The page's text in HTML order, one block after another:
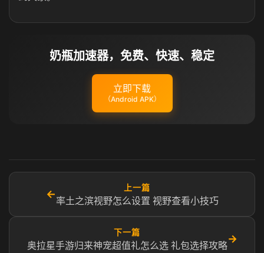
奶瓶加速器，免费、快速、稳定
立即下载
（Android APK）
←
上一篇
率土之滨视野怎么设置 视野查看小技巧
下一篇
奥拉星手游归来神宠超值礼怎么选 礼包选择攻略
→